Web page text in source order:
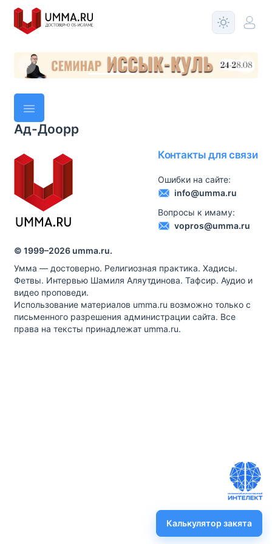
Ад-Доорр
Контакты для связи
Ошибки на сайте:
info@umma.ru
Вопросы к имаму:
vopros@umma.ru
© 1999–2026 umma.ru.
Умма — достоверно. Религиозная практика. Хадисы.
Фетвы. Интервью Шамиля Аляутдинова. Тафсир. Аудио и
видео проповеди.
Использование материалов umma.ru возможно только с
письменного разрешения администрации сайта. Все
права на тексты принадлежат umma.ru.
Калькулятор закята